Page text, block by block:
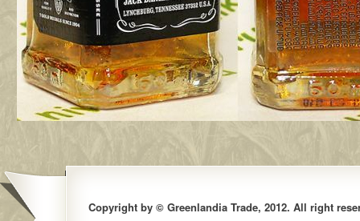
Copyright by © Greenlandia Trade, 2012. All right